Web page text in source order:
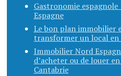
Gastronomie
Espagne
Le bon plan immobilier
transformer un local
Immobilier Nord
d’acheter ou de louer
Cantabrie